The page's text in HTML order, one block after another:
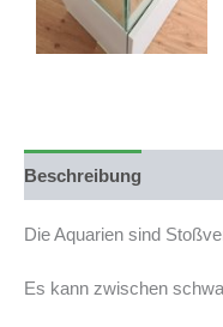
Beschreibung
Die Aquarien sind
Es kann zwischen